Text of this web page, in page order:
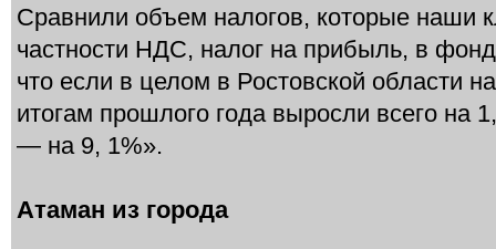
Сравнили объем налогов, которые наши
частности НДС, налог на прибыль, в
что если в целом в Ростовской области
итогам прошлого года выросли всего на
— на 9, 1%».
Атаман из города